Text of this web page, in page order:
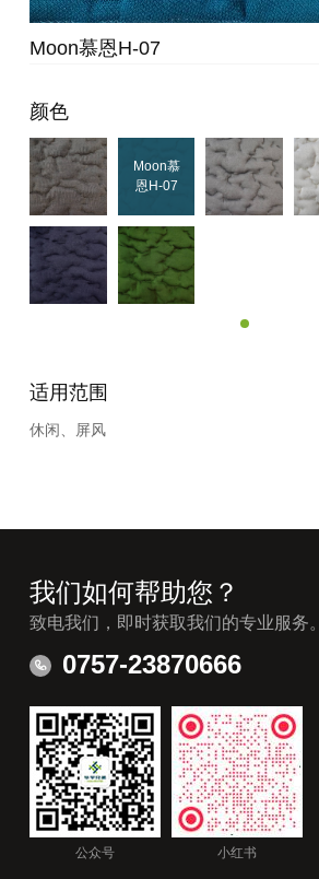
Moon慕恩H-06
颜色
恩H-07
Moon慕
适用范围
休闲、屏风
我们如何帮助您？
致电我们，即时获取我们的专业服务。
0757-23870666
公众号 小红书